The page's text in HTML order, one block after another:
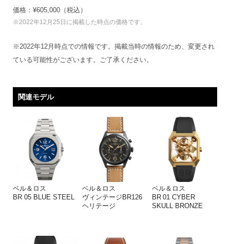
価格：¥605,000（税込）
※2022年12月25日に掲載した時点の価格です。
※2022年12月時点での情報です。掲載当時の情報のため、変更され
ている可能性がございます。ご了承ください。
関連モデル
ベル＆ロス
BR 05 BLUE STEEL
ベル＆ロス
ヴィンテージBR126
ヘリテージ
ベル＆ロス
BR 01 CYBER
SKULL BRONZE